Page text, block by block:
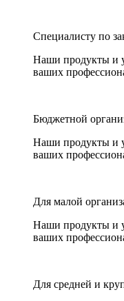
Специалисту по
Наши продукты и
ваших
Бюджетной
Наши продукты и
ваших
Для малой
Наши продукты и
ваших
Для средней и